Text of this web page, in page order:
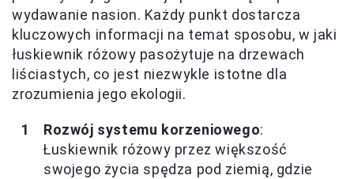
wydawanie nasion. Każdy punkt dostarcza
kluczowych informacji na temat sposobu, w jaki
łuskiewnik różowy pasożytuje na drzewach
liściastych, co jest niezwykle istotne dla
zrozumienia jego ekologii.
Rozwój systemu korzeniowego:
Łuskiewnik różowy przez większość
swojego życia spędza pod ziemią, gdzie